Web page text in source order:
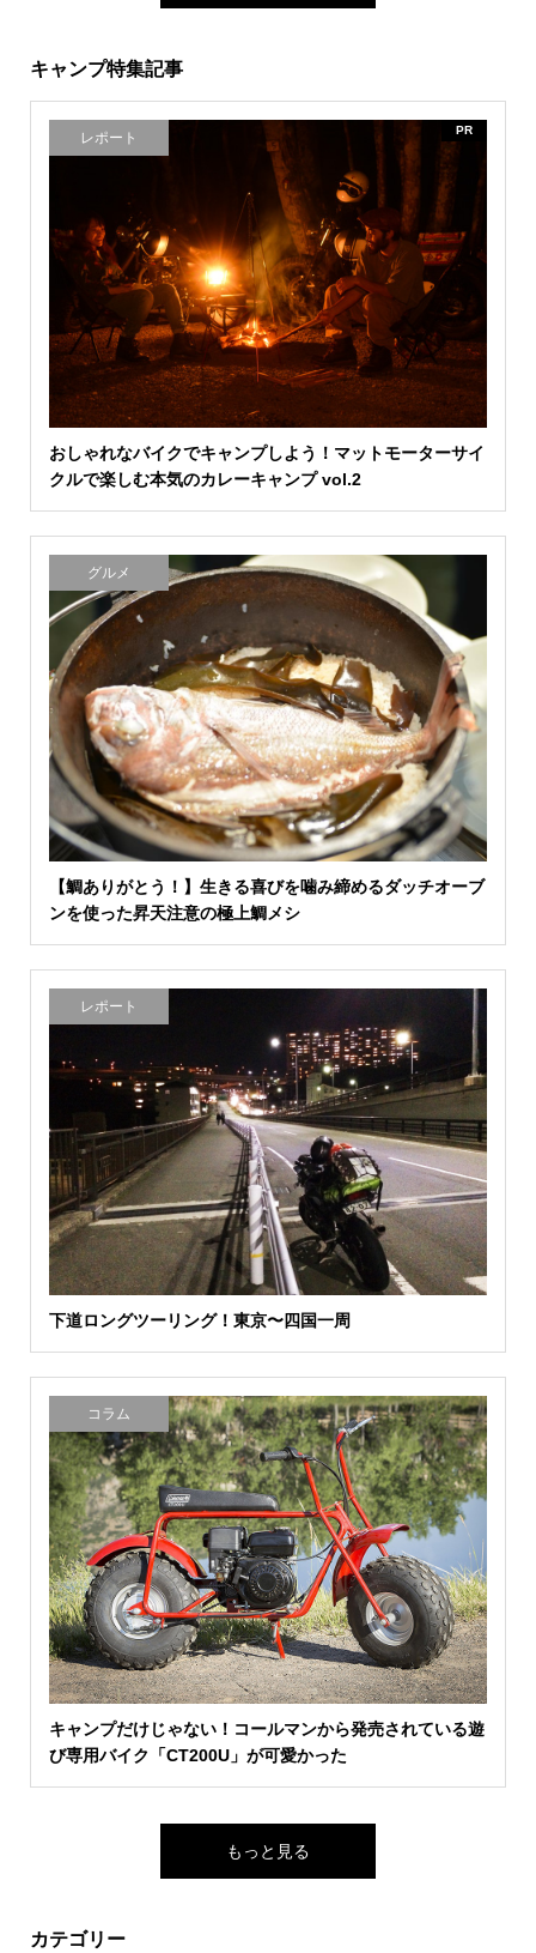
キャンプ特集記事
レポート PR
おしゃれなバイクでキャンプしよう！マットモーターサイ
クルで楽しむ本気のカレーキャンプ vol.2
グルメ
【鯛ありがとう！】生きる喜びを噛み締めるダッチオーブ
ンを使った昇天注意の極上鯛メシ
レポート
下道ロングツーリング！東京〜四国一周
コラム
キャンプだけじゃない！コールマンから発売されている遊
び専用バイク「CT200U」が可愛かった
もっと見る
カテゴリー